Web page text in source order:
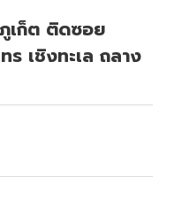
เก็ต ติดซอย
ร เชิงทะเล ถลาง